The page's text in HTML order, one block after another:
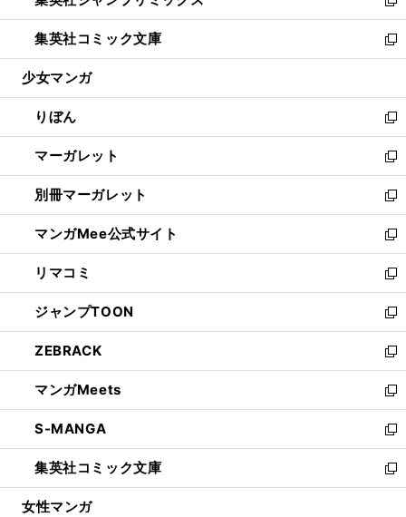
開
く
ウ
で
開
ン
ド
ウ
開
く
ウ
ィ
ン
ウ
で
開
く
新
し
い
ウ
ン
ド
ウ
で
開
く
集英社コミック文庫
新
し
ウ
ィ
ン
ド
ウ
で
開
く
少女マンガ
りぼん
新
し
い
ウ
ィ
ン
ド
ウ
で
開
く
マーガレット
新
し
い
ウ
ィ
ン
ド
ウ
で
開
く
別冊マーガレット
新
し
い
ウ
ィ
ン
ド
ウ
で
開
く
マンガMee公式サイト
新
し
い
ウ
ィ
ン
ド
ウ
で
開
く
リマコミ
新
し
い
ウ
ィ
ン
ド
ウ
で
開
く
ジャンプTOON
新
し
い
ウ
ィ
ン
ド
ウ
で
開
ZEBRACK
新
し
い
ウ
ィ
ン
ド
ウ
マンガMeets
新
し
い
ウ
ィ
ン
S-MANGA
新
し
い
ウ
集英社コミック文庫
新
し
女性マンガ